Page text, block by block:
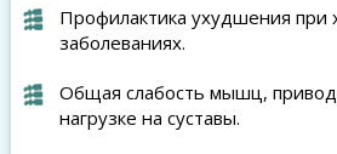
Профилактика ухудшения при
заболеваниях.
Общая слабость мышц,
нагрузке на суставы.